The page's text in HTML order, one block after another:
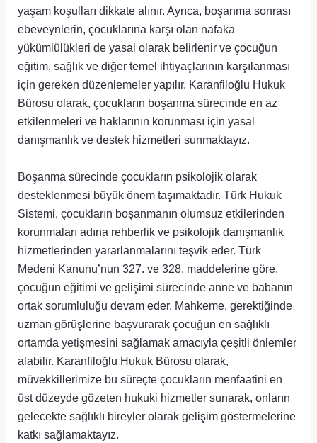
yaşam koşulları dikkate alınır. Ayrıca, boşanma sonrası
ebeveynlerin, çocuklarına karşı olan nafaka
yükümlülükleri de yasal olarak belirlenir ve çocuğun
eğitim, sağlık ve diğer temel ihtiyaçlarının karşılanması
için gereken düzenlemeler yapılır. Karanfiloğlu Hukuk
Bürosu olarak, çocukların boşanma sürecinde en az
etkilenmeleri ve haklarının korunması için yasal
danışmanlık ve destek hizmetleri sunmaktayız.
Boşanma sürecinde çocukların psikolojik olarak
desteklenmesi büyük önem taşımaktadır. Türk Hukuk
Sistemi, çocukların boşanmanın olumsuz etkilerinden
korunmaları adına rehberlik ve psikolojik danışmanlık
hizmetlerinden yararlanmalarını teşvik eder. Türk
Medeni Kanunu’nun 327. ve 328. maddelerine göre,
çocuğun eğitimi ve gelişimi sürecinde anne ve babanın
ortak sorumluluğu devam eder. Mahkeme, gerektiğinde
uzman görüşlerine başvurarak çocuğun en sağlıklı
ortamda yetişmesini sağlamak amacıyla çeşitli önlemler
alabilir. Karanfiloğlu Hukuk Bürosu olarak,
müvekkillerimize bu süreçte çocukların menfaatini en
üst düzeyde gözeten hukuki hizmetler sunarak, onların
gelecekte sağlıklı bireyler olarak gelişim göstermelerine
katkı sağlamaktayız.